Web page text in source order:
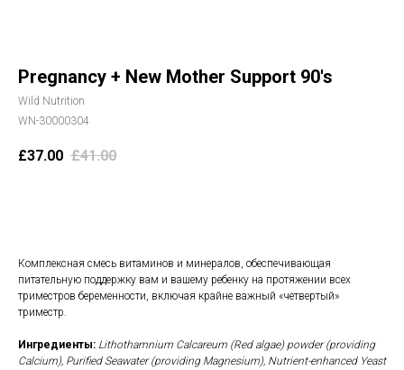
Pregnancy + New Mother Support 90's
Wild Nutrition
WN-30000304
£37.00 £41.00
Комплексная смесь витаминов и минералов, обеспечивающая
питательную поддержку вам и вашему ребенку на протяжении всех
триместров беременности, включая крайне важный «четвертый»
триместр.
Ингредиенты: Lithothamnium Calcareum (Red algae) powder (providing
Calcium), Purified Seawater (providing Magnesium), Nutrient-enhanced Yeast